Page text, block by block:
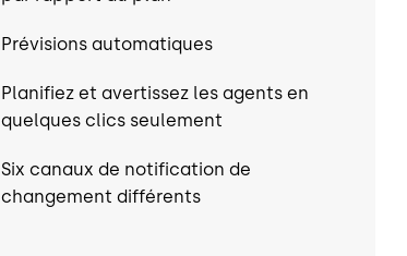
Prévisions automatiques
Planifiez et avertissez les agents en
quelques clics seulement
Six canaux de notification de
changement différents